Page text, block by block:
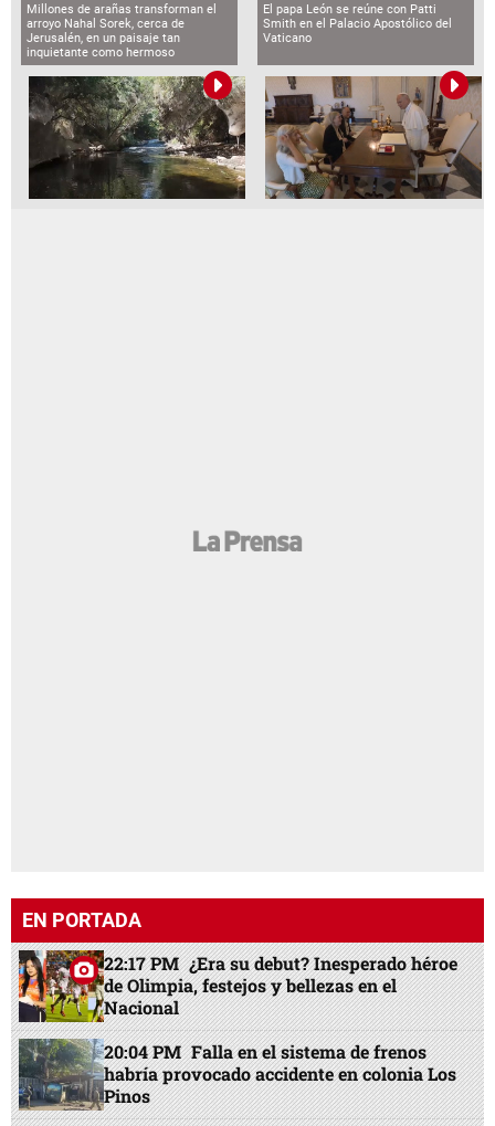
Millones de arañas transforman el
arroyo Nahal Sorek, cerca de
Jerusalén, en un paisaje tan
inquietante como hermoso
El papa León se reúne con Patti
Smith en el Palacio Apostólico del
Vaticano
EN PORTADA
22:17 PM ¿Era su debut? Inesperado héroe
de Olimpia, festejos y bellezas en el
Nacional
20:04 PM Falla en el sistema de frenos
habría provocado accidente en colonia Los
Pinos